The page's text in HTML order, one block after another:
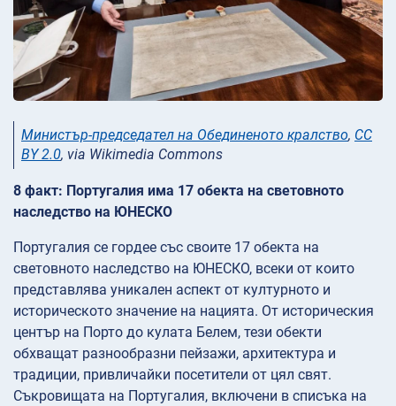
Министър-председател на Обединеното кралство, CC
BY 2.0, via Wikimedia Commons
8 факт: Португалия има 17 обекта на световното
наследство на ЮНЕСКО
Португалия се гордее със своите 17 обекта на
световното наследство на ЮНЕСКО, всеки от които
представлява уникален аспект от културното и
историческото значение на нацията. От историческия
център на Порто до кулата Белем, тези обекти
обхващат разнообразни пейзажи, архитектура и
традиции, привличайки посетители от цял свят.
Съкровищата на Португалия, включени в списъка на